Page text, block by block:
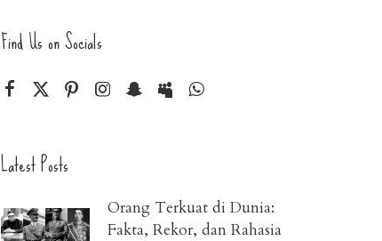
Find Us on Socials
Latest Posts
Orang Terkuat di Dunia:
Fakta, Rekor, dan Rahasia